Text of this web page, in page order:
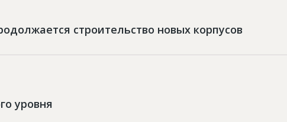
строительство новых корпусов
уровня